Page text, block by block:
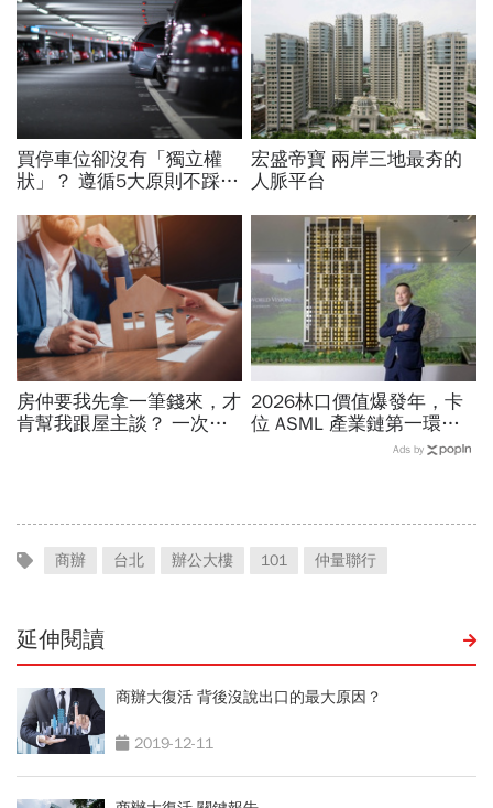
買停車位卻沒有「獨立權
狀」？ 遵循5大原則不踩雷
紛
宏盛帝寶 兩岸三地最夯的
人脈平台
房仲要我先拿一筆錢來，才
肯幫我跟屋主談？ 一次搞
2026林口價值爆發年，卡
位 ASML 產業鏈第一環的
Ads by
商辦 台北 辦公大樓 101 仲量聯行
延伸閱讀
商辦大復活 背後沒說出口的最大原因？
2019-12-11